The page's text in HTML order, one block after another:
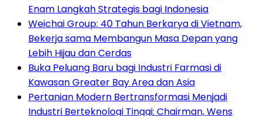
Enam Langkah Strategis bagi Indonesia
Weichai Group: 40 Tahun Berkarya di Vietnam,
Bekerja sama Membangun Masa Depan yang
Lebih Hijau dan Cerdas
Buka Peluang Baru bagi Industri Farmasi di
Kawasan Greater Bay Area dan Asia
Pertanian Modern Bertransformasi Menjadi
Industri Berteknologi Tinggi: Chairman, Wens